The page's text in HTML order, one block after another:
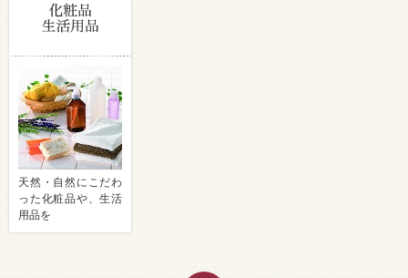
天然・自然にこだわ
った化粧品や、生活
用品を